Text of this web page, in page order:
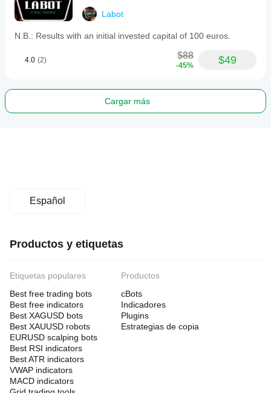
Labot
N.B.: Results with an initial invested capital of 100 euros.
4.0 (2) $88
-45% $49
Cargar más
Español
Productos y etiquetas
Etiquetas populares
Best free trading bots
Best free indicators
Best XAGUSD bots
Best XAUUSD robots
EURUSD scalping bots
Best RSI indicators
Best ATR indicators
VWAP indicators
MACD indicators
Productos
cBots
Indicadores
Plugins
Estrategias de copia